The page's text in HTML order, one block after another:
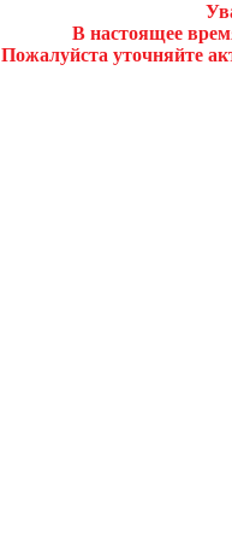
В настоящее
Пожалуйста уточняйте